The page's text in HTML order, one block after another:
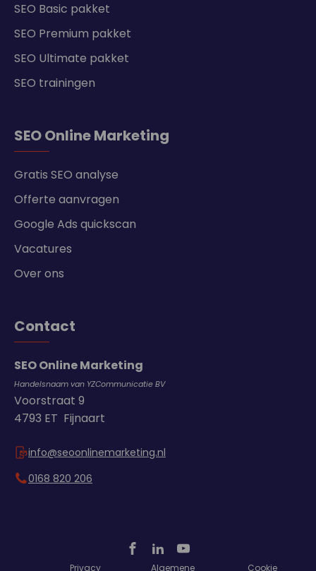
SEO Basic pakket
SEO Premium pakket
SEO Ultimate pakket
SEO trainingen
SEO Online Marketing
Gratis SEO analyse
Offerte aanvragen
Google Ads quickscan
Vacatures
Over ons
Contact
SEO Online Marketing
Handelsnaam van YZCommunicatie BV
Voorstraat 9
4793 ET Fijnaart
info@seoonlinemarketing.nl
0168 820 206
Privacy Algemene Cookie